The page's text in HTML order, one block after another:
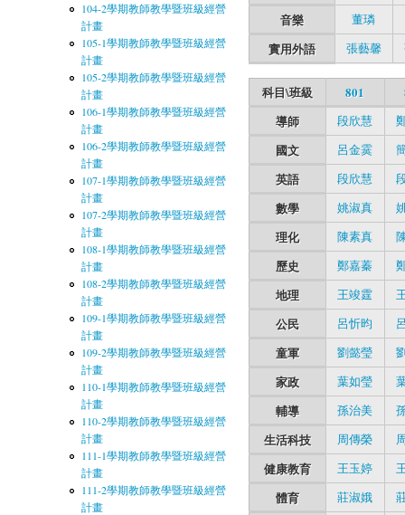
104-2學期教師教學暨班級經營
計畫
105-1學期教師教學暨班級經營
計畫
105-2學期教師教學暨班級經營
計畫
106-1學期教師教學暨班級經營
計畫
106-2學期教師教學暨班級經營
計畫
107-1學期教師教學暨班級經營
計畫
107-2學期教師教學暨班級經營
計畫
108-1學期教師教學暨班級經營
計畫
108-2學期教師教學暨班級經營
計畫
109-1學期教師教學暨班級經營
計畫
109-2學期教師教學暨班級經營
計畫
110-1學期教師教學暨班級經營
計畫
110-2學期教師教學暨班級經營
計畫
111-1學期教師教學暨班級經營
計畫
111-2學期教師教學暨班級經營
計畫
音樂 董璘
實用外語 張藝馨
科目\班級 801
導師
段欣慧
國文 呂金霙
英語 段欣慧
數學 姚淑真
理化 陳素真
歷史 鄭嘉蓁
地理 王竣霆
公民 呂忻昀
童軍 劉懿瑩
家政 葉如瑩
輔導 孫治美
生活科技 周傳榮
健康教育 王玉婷
體育 莊淑娥